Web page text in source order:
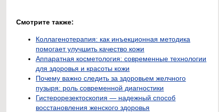
Смотрите также:
Коллагенотерапия: как инъекционная методика
помогает улучшить качество кожи
Аппаратная косметология: современные технологии
для здоровья и красоты кожи
Почему важно следить за здоровьем желчного
пузыря: роль современной диагностики
Гистерорезектоскопия — надежный способ
восстановления женского здоровья